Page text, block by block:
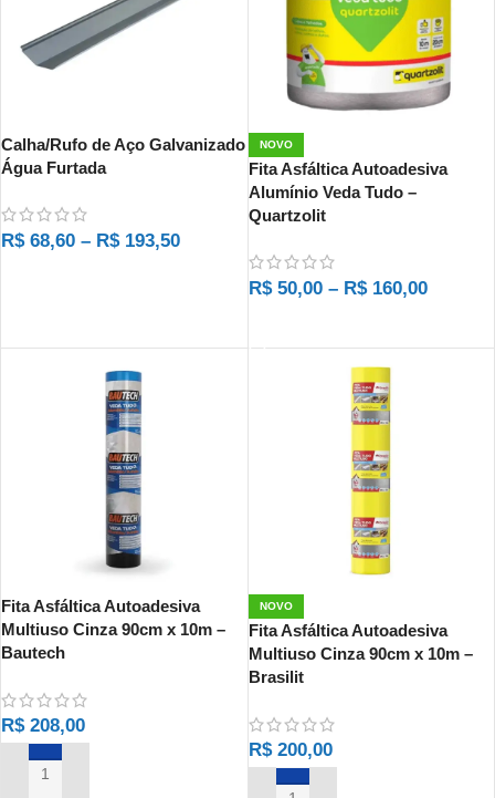
Calha/Rufo de Aço Galvanizado
Água Furtada
R$68,60 – R$193,50
NOVO
Fita Asfáltica Autoadesiva
Alumínio Veda Tudo –
Quartzolit
R$50,00 – R$160,00
Fita Asfáltica Autoadesiva
Multiuso Cinza 90cm x 10m –
Bautech
R$208,00
ADICIONAR AO CARRINHO
NOVO
Fita Asfáltica Autoadesiva
Multiuso Cinza 90cm x 10m –
Brasilit
R$200,00